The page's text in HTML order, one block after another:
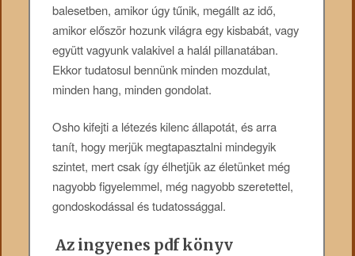
balesetben, amikor úgy tűnik, megállt az idő,
amikor először hozunk világra egy kisbabát, vagy
együtt vagyunk valakivel a halál pillanatában.
Ekkor tudatosul bennünk minden mozdulat,
minden hang, minden gondolat.
Osho kifejti a létezés kilenc állapotát, és arra
tanít, hogy merjük megtapasztalni mindegyik
szintet, mert csak így élhetjük az életünket még
nagyobb figyelemmel, még nagyobb szeretettel,
gondoskodással és tudatossággal.
Az ingyenes pdf könyv